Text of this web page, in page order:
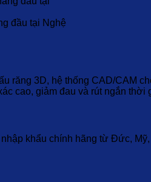
đầu tại Nghệ
răng 3D, hệ thống CAD/CAM
cao, giảm đau và rút ngắn thời
khẩu chính hãng từ Đức,